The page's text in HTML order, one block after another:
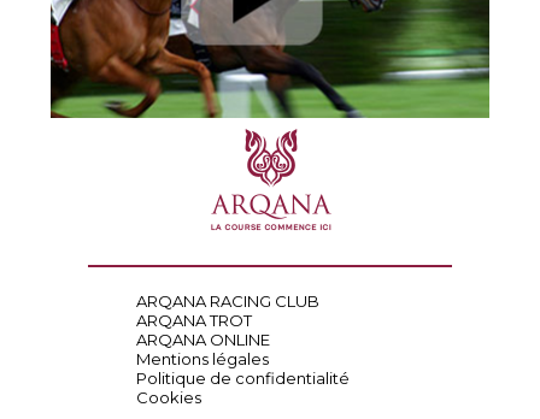
ARQANA RACING CLUB
ARQANA TROT
ARQANA ONLINE
Mentions légales
Politique de confidentialité
Cookies